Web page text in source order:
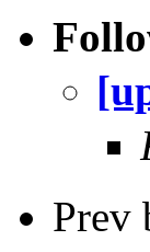
Prev